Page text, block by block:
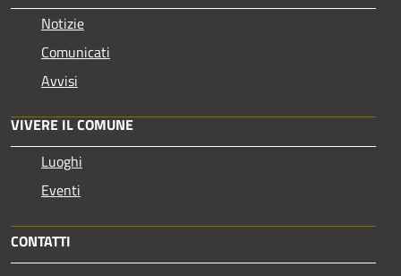
Notizie
Comunicati
Avvisi
VIVERE IL COMUNE
Luoghi
Eventi
CONTATTI